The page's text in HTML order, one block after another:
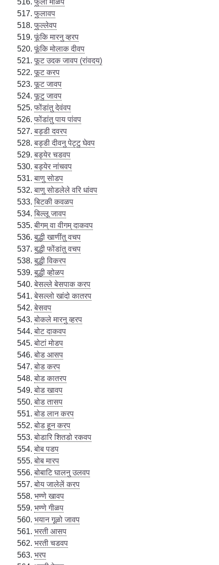
फुलावप
फुल्लेवप
फूंकि मारनु व्हरप
फूंकि मोलाक दीवप
फूट उदक जावप (रांवदय)
फूट करप
फूट जावप
फूटु जावप
फोंडांतु देवंवप
फोंडांतु पाय पांवप
बड्डी दवरप
बड्डी दीवनु पेट्टु घेवप
बड्येर चडवप
बड्येर नांचवप
बाणु सोडप
बाणु सोडलेले वरि धांवप
बिटकी कवळप
बिल्लू जावप
बीगम् वा वीगम् दाकवप
बुद्धी खाणींतु वचप
बुद्धी फोंडांतु वचप
बुद्धी विकरप
बुद्धी व्होळप
बेसल्ले बेसपाक करप
बेसल्लो खांदो कातरप
बेसवप
बोकले मारनु व्हरप
बोट दाकवप
बोटां मोडप
बोड आसप
बोड करप
बोड कातरप
बोड खावप
बोड तासप
बोड लान करप
बोड हून करप
बोडारि शितडो रकवप
बोब पडप
बोब मारप
बोबाटि घालनु उलवप
बोय जालेलें करप
भण्णे खावप
भण्णे गीळप
भयान गूळो जावप
भरती आसप
भरती चडवप
भरप